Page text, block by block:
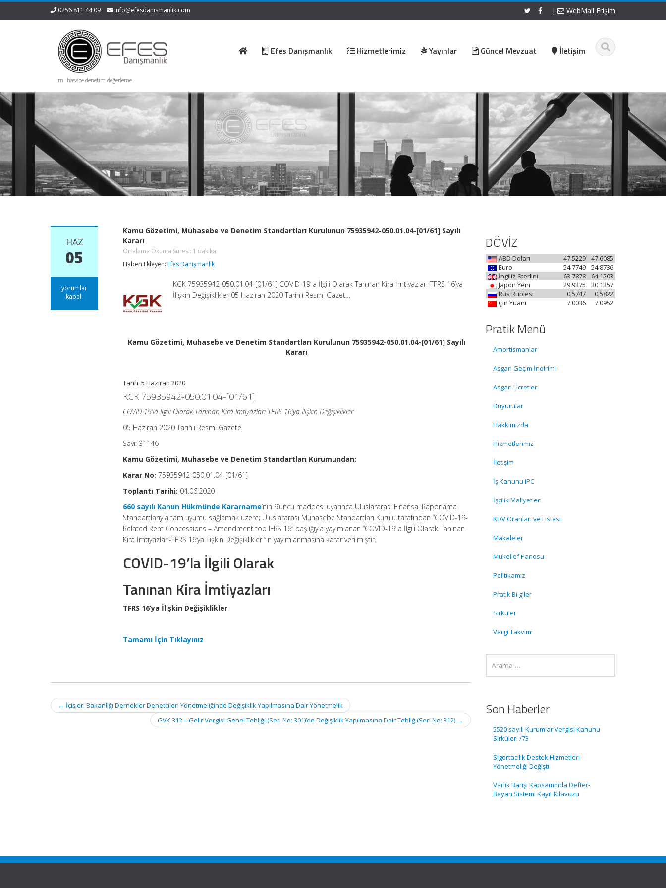
0256 811 44 09 info@efesdanismanlik.com | WebMail Erişim
muhasebe denetim değerleme
Efes Danışmanlık Hizmetlerimiz Yayınlar Güncel Mevzuat İletişim
HAZ
05
Kamu
Gözetimi,
yorumlar
kapalı
Kamu Gözetimi, Muhasebe ve Denetim Standartları Kurulunun 75935942-050.01.04-[01/61] Sayılı
Kararı
Ortalama Okuma Süresi: 1 dakika
Haberi Ekleyen:Efes Danışmanlık
KGK 75935942-050.01.04-[01/61] COVID-19’la İlgili Olarak Tanınan Kira İmtiyazları-TFRS 16’ya
İlişkin Değişiklikler 05 Haziran 2020 Tarihli Resmi Gazet…
Kamu Gözetimi, Muhasebe ve Denetim Standartları Kurulunun 75935942-050.01.04-[01/61] Sayılı
Kararı
Tarih: 5 Haziran 2020
KGK 75935942-050.01.04-[01/61]
COVID-19’la İlgili Olarak Tanınan Kira İmtiyazları-TFRS 16’ya İlişkin Değişiklikler
05 Haziran 2020 Tarihli Resmi Gazete
Sayı: 31146
Kamu Gözetimi, Muhasebe ve Denetim Standartları Kurumundan:
Karar No: 75935942-050.01.04-[01/61]
Toplantı Tarihi: 04.06.2020
660 sayılı Kanun Hükmünde Kararname’nin 9’uncu maddesi uyarınca Uluslararası Finansal Raporlama
Standartlarıyla tam uyumu sağlamak üzere; Uluslararası Muhasebe Standartları Kurulu tarafından “COVID-19-
Related Rent Concessions – Amendment too IFRS 16” başlığıyla yayımlanan “COVID-19’la İlgili Olarak Tanınan
Kira İmtiyazları-TFRS 16’ya İlişkin Değişiklikler ”in yayımlanmasına karar verilmiştir.
COVID-19’la İlgili Olarak
Tanınan Kira İmtiyazları
TFRS 16’ya İlişkin Değişiklikler
Tamamı İçin Tıklayınız
Post
navigation
← İçişleri Bakanlığı Dernekler Denetçileri Yönetmeliğinde Değişiklik Yapılmasına Dair Yönetmelik
GVK 312 – Gelir Vergisi Genel Tebliği (Seri No: 301)’de Değişiklik Yapılmasına Dair Tebliğ (Seri No: 312) →
DÖVİZ
ABD Doları 47.6085
47.5229
Euro
54.8736
54.7749
İngiliz Sterlini
64.1203
63.7878
Japon Yeni
30.1357
29.9375
Rus Rublesi
0.5822
0.5747
Çin Yuanı
7.0952
7.0036
Pratik Menü
Amortismanlar
Asgari Geçim İndirimi
Asgari Ücretler
Duyurular
Hakkımızda
Hizmetlerimiz
İletişim
İş Kanunu IPC
İşçilik Maliyetleri
KDV Oranları ve Listesi
Makaleler
Mükellef Panosu
Politikamız
Pratik Bilgiler
Sirküler
Vergi Takvimi
Son Haberler
5520 sayılı Kurumlar Vergisi Kanunu
Sirküleri /73
Sigortacılık Destek Hizmetleri
Yönetmeliği Değişti
Varlık Barışı Kapsamında Defter-
Beyan Sistemi Kayıt Kılavuzu